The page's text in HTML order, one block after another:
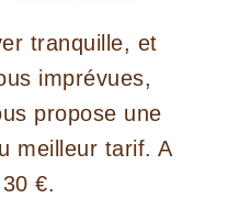
tranquille, et
imprévues,
propose une
meilleur tarif. A
€.